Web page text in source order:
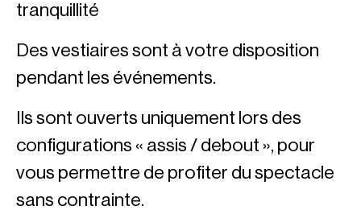
tranquillité
Des vestiaires sont à votre disposition
pendant les événements.
Ils sont ouverts uniquement lors des
configurations « assis / debout », pour
vous permettre de profiter du spectacle
sans contrainte.